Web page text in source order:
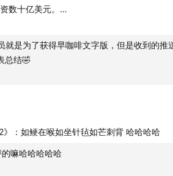
数十亿美元。
虚拟名人或动漫人物进行对话。
影响，多家公司招聘鸿蒙开发者，提供高薪
亿用户，并估计未来几年将需求达到千万级。
条款：
能涉及赔偿和其他费用。
计划将ESPN转型为流媒体服务。
就是为了获得早咖啡文字版，但是收到的推
总结🤣
：如鲠在喉如坐针毡如芒刺背 哈哈哈哈
嘛哈哈哈哈哈